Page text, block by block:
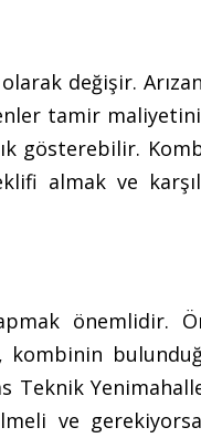
değişir.
tamir
gösterebilir.
almak ve
önemlidir.
kombinin
Teknik
ve